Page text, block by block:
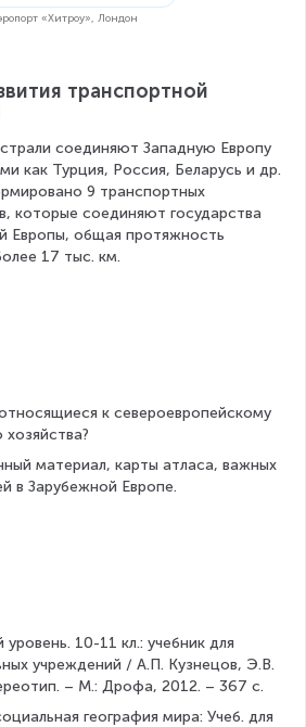
«Хитроу», Лондон
транспортной
соединяют Западную Европу
как Турция, Россия, Беларусь и др.
9 транспортных
которые соединяют государства
Европы, общая протяжность
17 тыс. км.
к североевропейскому
материал, карты атласа, важных
в Зарубежной Европе.
уровень. 10-11 кл.: учебник для
учреждений / А.П. Кузнецов, Э.В.
– М.: Дрофа, 2012. – 367 с.
география мира: Учеб. для